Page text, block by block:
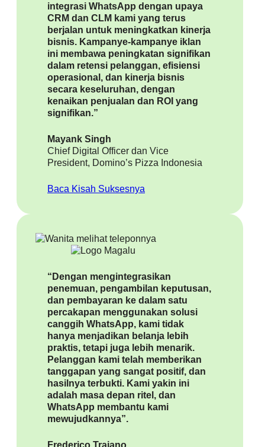
integrasi WhatsApp dengan upaya
CRM dan CLM kami yang terus
berjalan untuk meningkatkan kinerja
bisnis. Kampanye-kampanye iklan
ini membawa peningkatan signifikan
dalam retensi pelanggan, efisiensi
operasional, dan kinerja bisnis
secara keseluruhan, dengan
kenaikan penjualan dan ROI yang
signifikan.”
Mayank Singh
Chief Digital Officer dan Vice
President, Domino’s Pizza Indonesia
Baca Kisah Suksesnya
“Dengan mengintegrasikan
penemuan, pengambilan keputusan,
dan pembayaran ke dalam satu
percakapan menggunakan solusi
canggih WhatsApp, kami tidak
hanya menjadikan belanja lebih
praktis, tetapi juga lebih menarik.
Pelanggan kami telah memberikan
tanggapan yang sangat positif, dan
hasilnya terbukti. Kami yakin ini
adalah masa depan ritel, dan
WhatsApp membantu kami
mewujudkannya”.
Frederico Trajano